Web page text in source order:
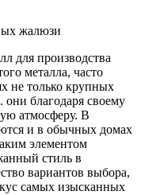
жалюзи
для производства
металла, часто
не только крупных
благодаря своему
атмосферу. В
и в обычных домах
элементом
стиль в
вариантов выбора,
самых изысканных